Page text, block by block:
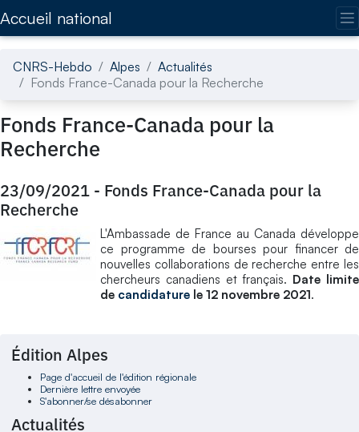
Accueil national
CNRS-Hebdo Alpes
Actualités
Fonds France-Canada pour la Recherche
Fonds France-Canada pour la
Recherche
23/09/2021 - Fonds France-Canada pour la
Recherche
L'Ambassade de France au Canada développe
ce programme de bourses pour financer de
nouvelles collaborations de recherche entre les
chercheurs canadiens et français. Date limite
de candidature le 12 novembre 2021.
Édition Alpes
Page d'accueil de l'édition régionale
Dernière lettre envoyée
S'abonner/se désabonner
Actualités